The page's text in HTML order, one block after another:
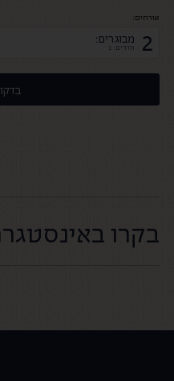
אורחים:
2 מבוגרים:
חדרים: 1
בקרו